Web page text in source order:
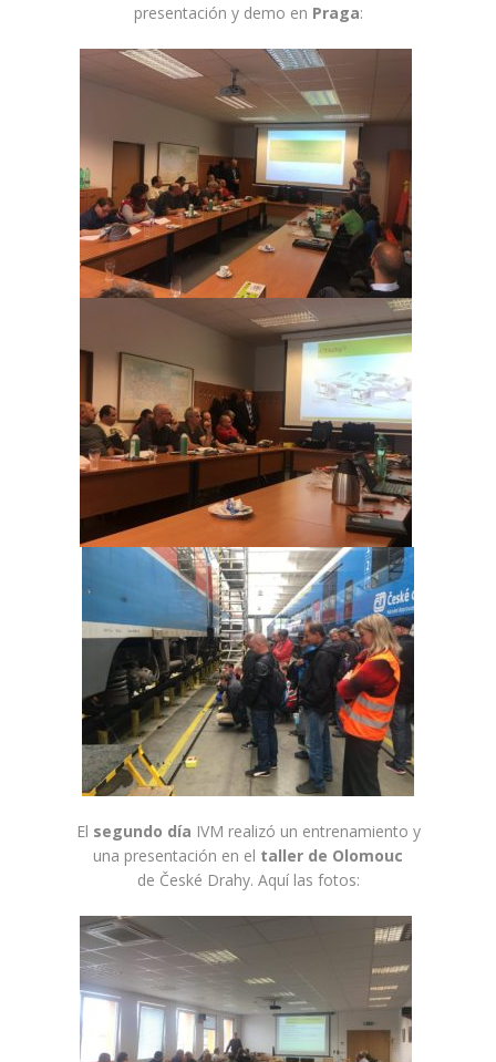
presentación y demo en Praga:
El segundo día IVM realizó un entrenamiento y
una presentación en el taller de Olomouc
de České Drahy. Aquí las fotos: